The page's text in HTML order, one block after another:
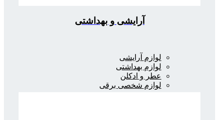
آرایشی و بهداشتی
لوازم آرایشی
لوازم بهداشتی
عطر و ادکلن
لوازم شخصی برقی